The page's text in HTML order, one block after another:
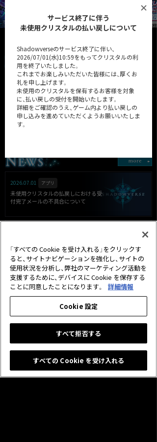
サービス終了に伴う
未使用クリスタルの払い戻しについて
Shadowverseのサービス終了に伴い、
2026/07/01(水)10:59をもってクリスタルの利
用を終了いたしました。
これまでお楽しみいただいた皆様には、厚くお
礼を申し上げます。
未使用のクリスタルを保有するお客様を対象
に、払い戻しの受付を開始いたします。
詳細をご確認のうえ、ゲーム内より払い戻しの
申し込みを進めていただくようお願いいたしま
す。
32弾カードパック「Heroes of
Shadowverse / ヒーローズ・
第31弾カードパック
2026.07.01 アプリ
未使用クリスタルの払戻しにおける受
付完了メールの不具合について
スタルの払戻しについて
2026.05.25 キャンペーン
グランプリ「10th Anniversary Cup」開
催のお知らせ
「すべての Cookie を受け入れる」をクリックす
ると、サイトナビゲーションを強化し、サイトの
使用状況を分析し、弊社のマーケティング活動を
支援するために、デバイスに Cookie を保存する
ことに同意したことになります。
詳細情報
Cookie 設定
すべて拒否する
すべての Cookie を受け入れる